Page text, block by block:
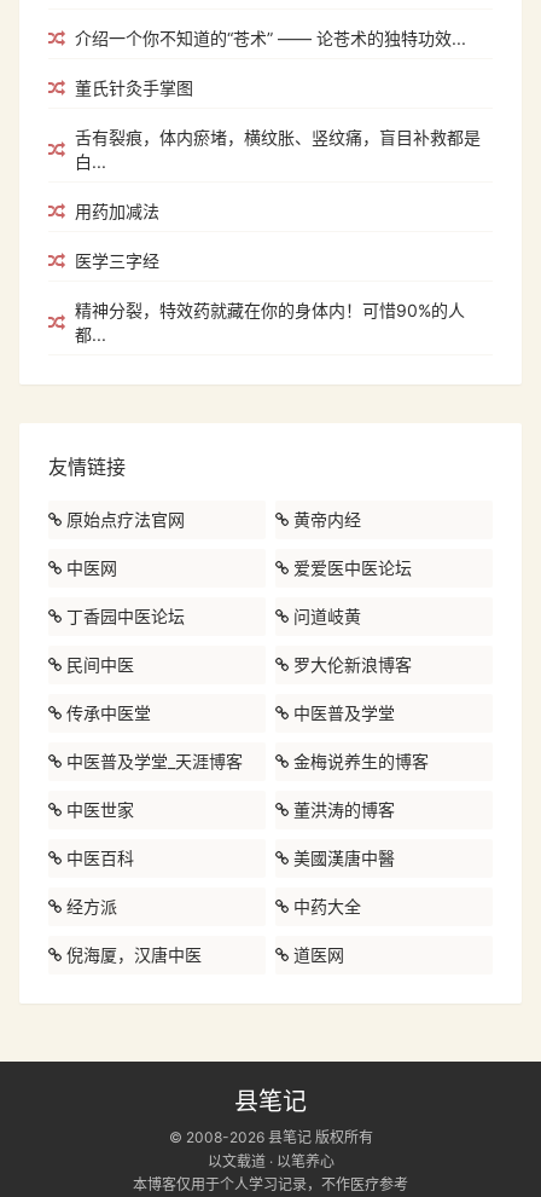
介绍一个你不知道的“苍术” —— 论苍术的独特功效...
董氏针灸手掌图
舌有裂痕，体内瘀堵，横纹胀、竖纹痛，盲目补救都是
白...
用药加减法
医学三字经
精神分裂，特效药就藏在你的身体内！可惜90%的人
都...
友情链接
原始点疗法官网 黄帝内经
中医网 爱爱医中医论坛
丁香园中医论坛 问道岐黄
民间中医 罗大伦新浪博客
传承中医堂 中医普及学堂
中医普及学堂_天涯博客 金梅说养生的博客
中医世家 董洪涛的博客
中医百科 美國漢唐中醫
经方派 中药大全
倪海厦，汉唐中医 道医网
县笔记
© 2008-2026 县笔记 版权所有
以文载道 · 以笔养心
本博客仅用于个人学习记录，不作医疗参考